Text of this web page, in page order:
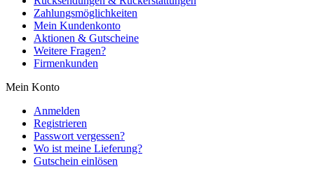
Zahlungsmöglichkeiten
Mein Kundenkonto
Aktionen & Gutscheine
Weitere Fragen?
Firmenkunden
Mein Konto
Anmelden
Registrieren
Passwort vergessen?
Wo ist meine Lieferung?
Gutschein einlösen